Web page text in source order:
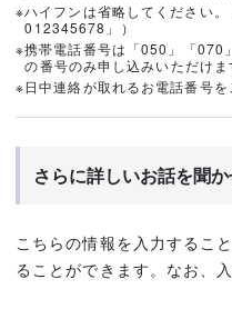
※ハイフンは省略してください
012345678」）
※携帯電話番号は「050」「070
の番号のみ申し込みいただけま
※日中連絡が取れるお電話番号を
さらに詳しいお話を聞か
こちらの情報を入力するこ
ることができます。なお、